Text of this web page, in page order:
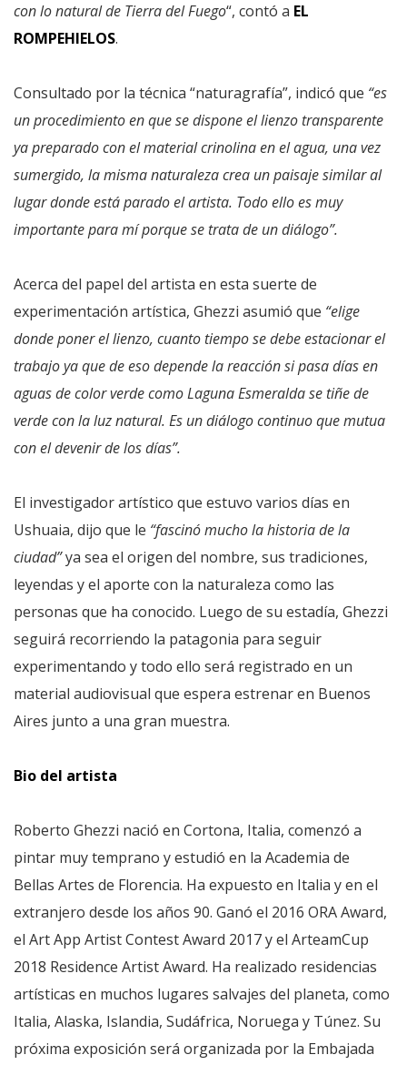
con lo natural de Tierra del Fuego“, contó a EL
ROMPEHIELOS.
Consultado por la técnica “naturagrafía”, indicó que “es
un procedimiento en que se dispone el lienzo transparente
ya preparado con el material crinolina en el agua, una vez
sumergido, la misma naturaleza crea un paisaje similar al
lugar donde está parado el artista. Todo ello es muy
importante para mí porque se trata de un diálogo”.
Acerca del papel del artista en esta suerte de
experimentación artística, Ghezzi asumió que “elige
donde poner el lienzo, cuanto tiempo se debe estacionar el
trabajo ya que de eso depende la reacción si pasa días en
aguas de color verde como Laguna Esmeralda se tiñe de
verde con la luz natural. Es un diálogo continuo que mutua
con el devenir de los días”.
El investigador artístico que estuvo varios días en
Ushuaia, dijo que le “fascinó mucho la historia de la
ciudad”ya sea el origen del nombre, sus tradiciones,
leyendas y el aporte con la naturaleza como las
personas que ha conocido. Luego de su estadía, Ghezzi
seguirá recorriendo la patagonia para seguir
experimentando y todo ello será registrado en un
material audiovisual que espera estrenar en Buenos
Aires junto a una gran muestra.
Bio del artista
Roberto Ghezzi nació en Cortona, Italia, comenzó a
pintar muy temprano y estudió en la Academia de
Bellas Artes de Florencia. Ha expuesto en Italia y en el
extranjero desde los años 90. Ganó el 2016 ORA Award,
el Art App Artist Contest Award 2017 y el ArteamCup
2018 Residence Artist Award. Ha realizado residencias
artísticas en muchos lugares salvajes del planeta, como
Italia, Alaska, Islandia, Sudáfrica, Noruega y Túnez. Su
próxima exposición será organizada por la Embajada